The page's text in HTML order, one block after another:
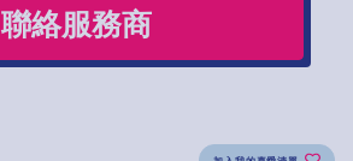
聯絡服務商